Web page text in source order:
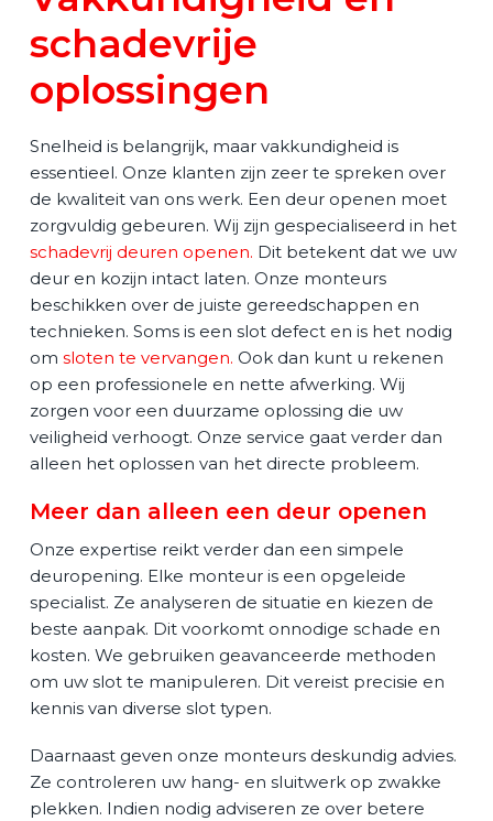
schadevrije
oplossingen
Snelheid is belangrijk, maar vakkundigheid is
essentieel. Onze klanten zijn zeer te spreken over
de kwaliteit van ons werk. Een deur openen moet
zorgvuldig gebeuren. Wij zijn gespecialiseerd in het
schadevrij deuren openen. Dit betekent dat we uw
deur en kozijn intact laten. Onze monteurs
beschikken over de juiste gereedschappen en
technieken. Soms is een slot defect en is het nodig
om sloten te vervangen. Ook dan kunt u rekenen
op een professionele en nette afwerking. Wij
zorgen voor een duurzame oplossing die uw
veiligheid verhoogt. Onze service gaat verder dan
alleen het oplossen van het directe probleem.
Meer dan alleen een deur openen
Onze expertise reikt verder dan een simpele
deuropening. Elke monteur is een opgeleide
specialist. Ze analyseren de situatie en kiezen de
beste aanpak. Dit voorkomt onnodige schade en
kosten. We gebruiken geavanceerde methoden
om uw slot te manipuleren. Dit vereist precisie en
kennis van diverse slot typen.
Daarnaast geven onze monteurs deskundig advies.
Ze controleren uw hang- en sluitwerk op zwakke
plekken. Indien nodig adviseren ze over betere